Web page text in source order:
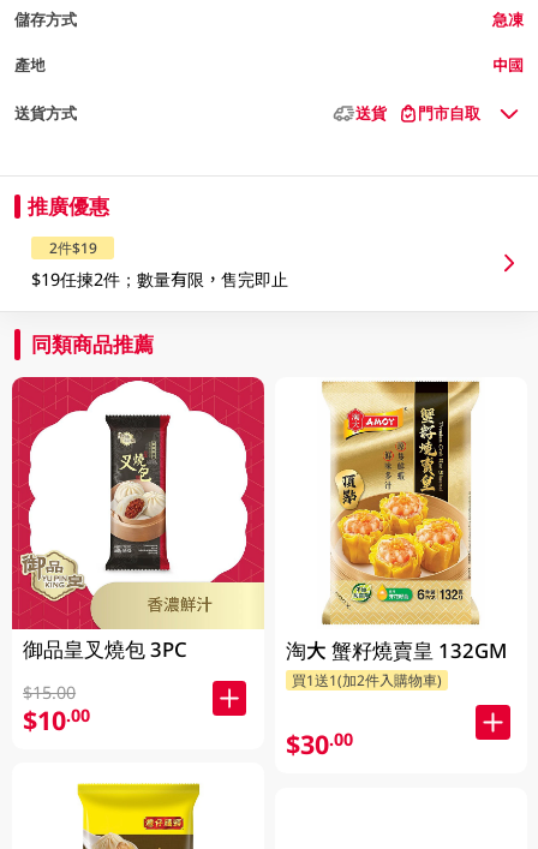
儲存方式 急凍
產地 中國
送貨方式 送貨 門市自取
推廣優惠
2件$19
$19任揀2件；數量有限，售完即止
同類商品推薦
御品皇叉燒包 3PC
$15.00
$10.00
淘大 蟹籽燒賣皇 132GM
買1送1(加2件入購物車)
$30.00